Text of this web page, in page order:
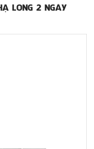
LONG 2 NGÀY